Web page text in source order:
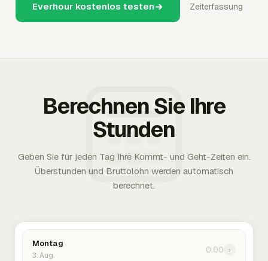
Everhour kostenlos testen Zeiterfassung
Berechnen Sie Ihre
Stunden
Geben Sie für jeden Tag Ihre Kommt- und Geht-Zeiten ein.
Überstunden und Bruttolohn werden automatisch
berechnet.
Montag
3. Aug.
0:00 ›